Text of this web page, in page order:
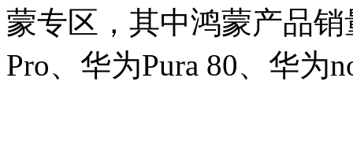
蒙专区，其中鸿蒙产品
Pro、华为Pura 80、华为